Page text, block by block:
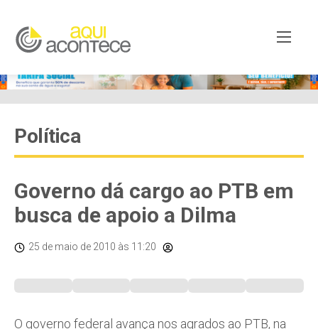
Política
Governo dá cargo ao PTB em
busca de apoio a Dilma
25 de maio de 2010 às 11:20
O governo federal avança nos agrados ao PTB, na